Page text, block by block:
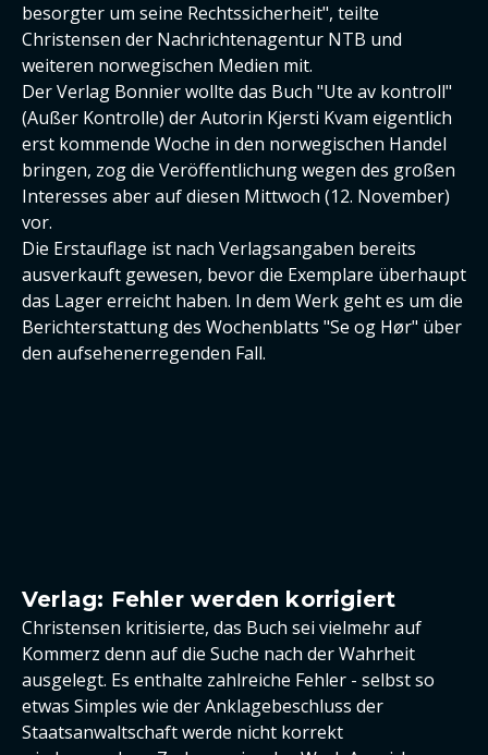
besorgter um seine Rechtssicherheit", teilte
Christensen der Nachrichtenagentur NTB und
weiteren norwegischen Medien mit.
Der Verlag Bonnier wollte das Buch "Ute av kontroll"
(Außer Kontrolle) der Autorin Kjersti Kvam eigentlich
erst kommende Woche in den norwegischen Handel
bringen, zog die Veröffentlichung wegen des großen
Interesses aber auf diesen Mittwoch (12. November)
vor.
Die Erstauflage ist nach Verlagsangaben bereits
ausverkauft gewesen, bevor die Exemplare überhaupt
das Lager erreicht haben. In dem Werk geht es um die
Berichterstattung des Wochenblatts "Se og Hør" über
den aufsehenerregenden Fall.
Verlag: Fehler werden korrigiert
Christensen kritisierte, das Buch sei vielmehr auf
Kommerz denn auf die Suche nach der Wahrheit
ausgelegt. Es enthalte zahlreiche Fehler - selbst so
etwas Simples wie der Anklagebeschluss der
Staatsanwaltschaft werde nicht korrekt